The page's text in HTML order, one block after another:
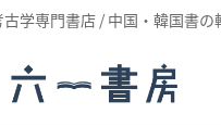
古学専門書店 / 中国・韓国書